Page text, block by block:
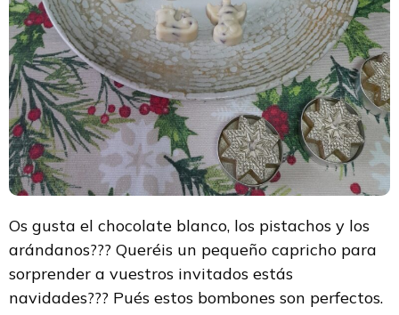
Os gusta el chocolate blanco, los pistachos y los
arándanos??? Queréis un pequeño capricho para
sorprender a vuestros invitados estás
navidades??? Pués estos bombones son perfectos.